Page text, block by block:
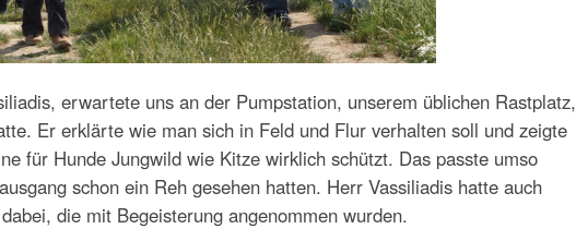
erwartete uns an der Pumpstation, unserem üblichen Rastplatz,
Er erklärte wie man sich in Feld und Flur verhalten soll und zeigte
für Hunde Jungwild wie Kitze wirklich schützt. Das passte umso
schon ein Reh gesehen hatten. Herr Vassiliadis hatte auch
die mit Begeisterung angenommen wurden.